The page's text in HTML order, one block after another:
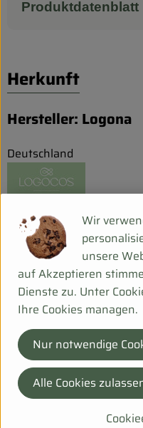
Produktdatenblatt
Herkunft
Hersteller: Logona
Deutschland
LOGOCOS
D 31020
Der Idealismus und der
entstand, prägen unser
Pionier der
konsequent auf die
Pflanzen. In den
ganze Reichtum der
Forschung, Entwicklung
Komplettsortiment
Naturkosmetik
Wir
unsere
auf Akzeptieren
Dienste zu. Unter
Ihre Cookies managen.
Nur notwendige
Alle Cookies